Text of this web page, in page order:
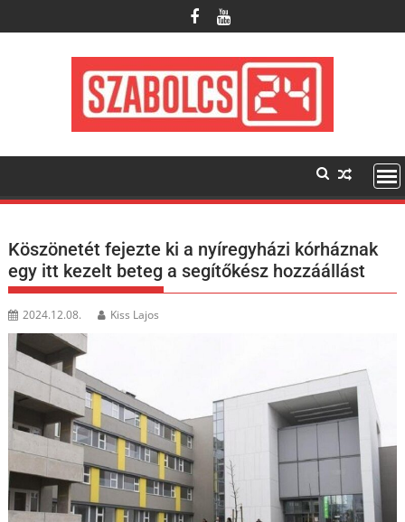
to
Köszönetét fejezte ki a nyíregyházi kórháznak
egy itt kezelt beteg a segítőkész hozzáállást
2024.12.08. Kiss Lajos